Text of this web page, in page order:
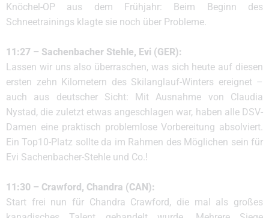
Knöchel-OP aus dem Frühjahr: Beim Beginn des
Schneetrainings klagte sie noch über Probleme.
11:27 – Sachenbacher Stehle, Evi (GER):
Lassen wir uns also überraschen, was sich heute auf diesen
ersten zehn Kilometern des Skilanglauf-Winters ereignet –
auch aus deutscher Sicht: Mit Ausnahme von Claudia
Nystad, die zuletzt etwas angeschlagen war, haben alle DSV-
Damen eine praktisch problemlose Vorbereitung absolviert.
Ein Top10-Platz sollte da im Rahmen des Möglichen sein für
Evi Sachenbacher-Stehle und Co.!
11:30 – Crawford, Chandra (CAN):
Start frei nun für Chandra Crawford, die mal als großes